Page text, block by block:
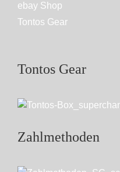
ebay Shop
Tontos Gear
Tontos Gear
Zahlmethoden